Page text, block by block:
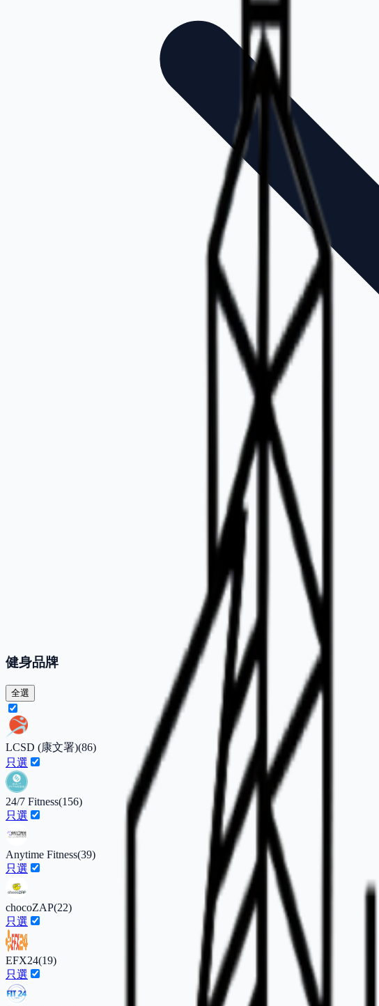
健身品牌
全選
LCSD (康文署)(86)
只選
24/7 Fitness(156)
只選
Anytime Fitness(39)
只選
chocoZAP(22)
只選
EFX24(19)
只選